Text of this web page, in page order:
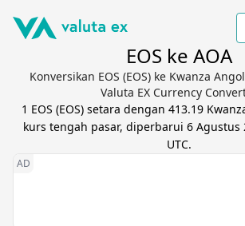
EOS ke AOA
Konversikan EOS (EOS) ke Kwanza
Valuta EX Currency
1 EOS (EOS) setara dengan 413.19
kurs tengah pasar, diperbarui 6 Agustus
UTC.